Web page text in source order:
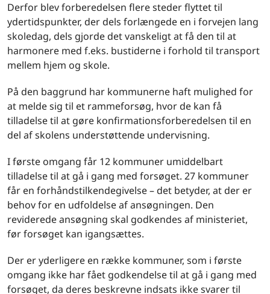
Derfor blev forberedelsen flere steder flyttet til
ydertidspunkter, der dels forlængede en i forvejen lang
skoledag, dels gjorde det vanskeligt at få den til at
harmonere med f.eks. bustiderne i forhold til transport
mellem hjem og skole.
På den baggrund har kommunerne haft mulighed for
at melde sig til et rammeforsøg, hvor de kan få
tilladelse til at gøre konfirmationsforberedelsen til en
del af skolens understøttende undervisning.
I første omgang får 12 kommuner umiddelbart
tilladelse til at gå i gang med forsøget. 27 kommuner
får en forhåndstilkendegivelse – det betyder, at der er
behov for en udfoldelse af ansøgningen. Den
reviderede ansøgning skal godkendes af ministeriet,
før forsøget kan igangsættes.
Der er yderligere en række kommuner, som i første
omgang ikke har fået godkendelse til at gå i gang med
forsøget, da deres beskrevne indsats ikke svarer til